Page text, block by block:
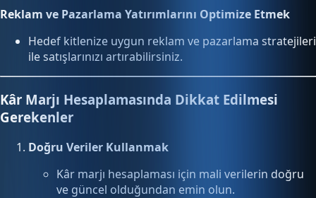
Reklam ve Pazarlama Yatırımlarını Optimize Etmek
Hedef kitlenize uygun reklam ve pazarlama stratejileri
ile satışlarınızı artırabilirsiniz.
Kâr Marjı Hesaplamasında Dikkat Edilmesi
Gerekenler
Doğru Veriler Kullanmak
Kâr marjı hesaplaması için mali verilerin doğru
ve güncel olduğundan emin olun.